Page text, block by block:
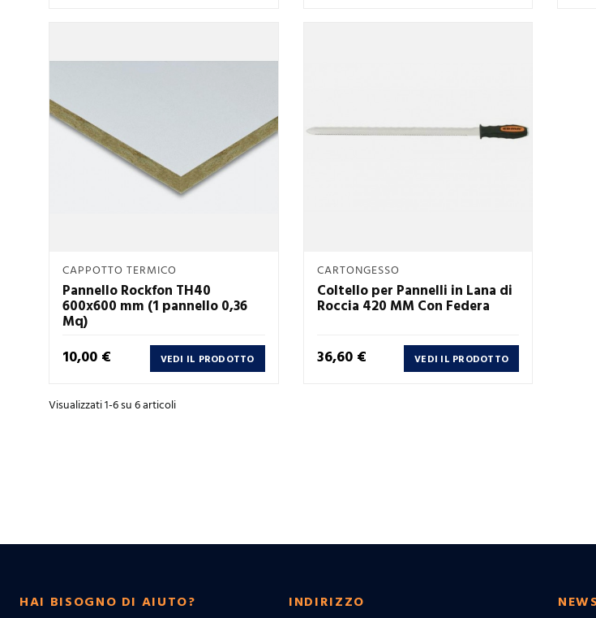
Anteprima
CAPPOTTO TERMICO
Pannello Rockfon TH40
600x600 mm (1 pannello 0,36
Mq)
Prezzo
10,00 € VEDI IL PRODOTTO
Anteprima
CARTONGESSO
Coltello per Pannelli in Lana di
Roccia 420 MM Con Federa
Prezzo
36,60 € VEDI IL PRODOTTO
Visualizzati 1-6 su 6 articoli
HAI BISOGNO DI AIUTO?
INDIRIZZO